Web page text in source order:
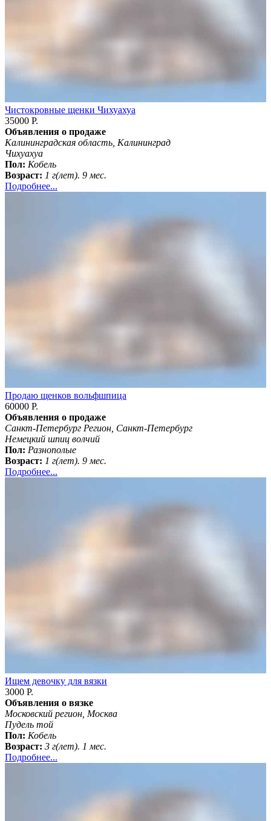
Чистокровные щенки Чихуахуа
35000 Р.
Объявления о продаже
Калининградская область, Калининград
Чихуахуа
Пол: Кобель
Возраст: 1 г(лет). 9 мес.
Подробнее...
Продаю щенков вольфшпица
60000 Р.
Объявления о продаже
Санкт-Петербург Регион, Санкт-Петербург
Немецкий шпиц волчий
Пол: Разнополые
Возраст: 1 г(лет). 9 мес.
Подробнее...
Ищем девочку для вязки
3000 Р.
Объявления о вязке
Московский регион, Москва
Пудель той
Пол: Кобель
Возраст: 3 г(лет). 1 мес.
Подробнее...